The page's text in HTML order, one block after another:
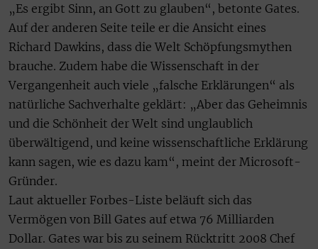
„Es ergibt Sinn, an Gott zu glauben“, betonte Gates.
Auf der anderen Seite teile er die Ansicht eines
Richard Dawkins, dass die Welt Schöpfungsmythen
brauche. Zudem habe die Wissenschaft in der
Vergangenheit auch viele „falsche Erklärungen“ als
natürliche Sachverhalte geklärt: „Aber das Geheimnis
und die Schönheit der Welt sind unglaublich
überwältigend, und keine wissenschaftliche Erklärung
kann sagen, wie es dazu kam“, meint der Microsoft-
Gründer.
Laut aktueller Forbes-Liste beläuft sich das
Vermögen von Bill Gates auf etwa 76 Milliarden
Dollar. Gates war bis zu seinem Rücktritt 2008 Chef